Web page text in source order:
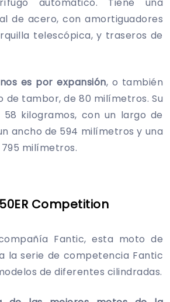
de acero, con amortiguadores
telescópica, y traseros de
es por expansión, o también
de tambor, de 80 milímetros. Su
kilogramos, con un largo de
ancho de 594 milímetros y una
milímetros.
Competition
Fantic, esta moto de
la serie de competencia Fantic
de diferentes cilindradas.